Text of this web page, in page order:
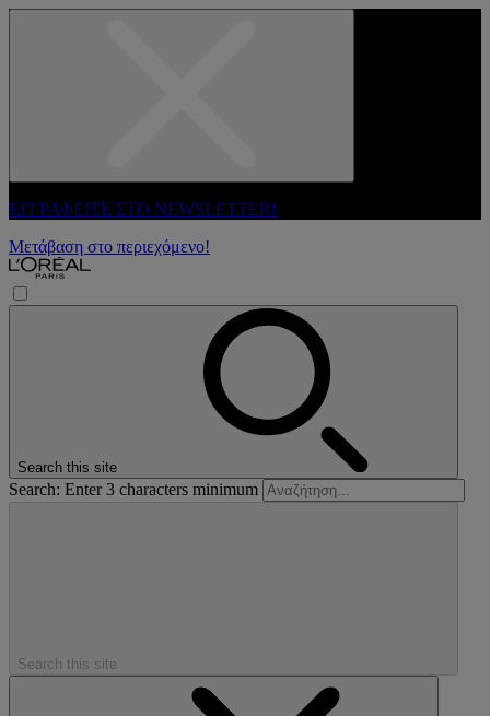
ΕΓΓΡΑΦΕΙΤΕ ΣΤΟ NEWSLETTER!
Μετάβαση στο περιεχόμενο!
Search this site
Search: Enter 3 characters minimum
Search this site